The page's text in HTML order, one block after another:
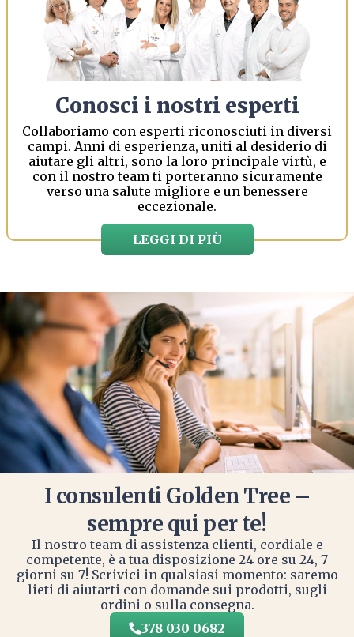
Conosci i nostri esperti
Collaboriamo con esperti riconosciuti in diversi
campi. Anni di esperienza, uniti al desiderio di
aiutare gli altri, sono la loro principale virtù, e
con il nostro team ti porteranno sicuramente
verso una salute migliore e un benessere
eccezionale.
LEGGI DI PIÙ
I consulenti Golden Tree –
sempre qui per te!
Il nostro team di assistenza clienti, cordiale e
competente, è a tua disposizione 24 ore su 24, 7
giorni su 7! Scrivici in qualsiasi momento: saremo
lieti di aiutarti con domande sui prodotti, sugli
ordini o sulla consegna.
378 030 0682